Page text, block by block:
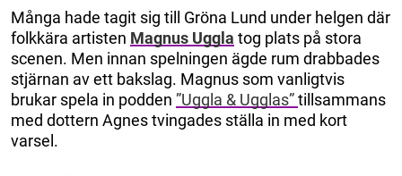
Många hade tagit sig till Gröna Lund under helgen där
folkkära artisten Magnus Uggla tog plats på stora
scenen. Men innan spelningen ägde rum drabbades
stjärnan av ett bakslag. Magnus som vanligtvis
brukar spela in podden ”Uggla & Ugglas”tillsammans
med dottern Agnes tvingades ställa in med kort
varsel.